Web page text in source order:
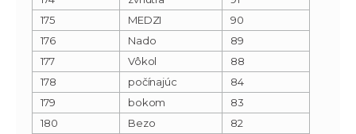
175
MEDZI
90
176
Nado
89
177
Vôkol
88
178
počínajúc
84
179
bokom
83
180
Bezo
82